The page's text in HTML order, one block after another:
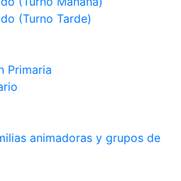
(Turno Tarde)
Primaria
animadoras y grupos de